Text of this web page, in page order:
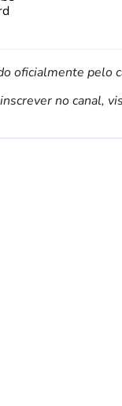
oficialmente pelo
no canal,